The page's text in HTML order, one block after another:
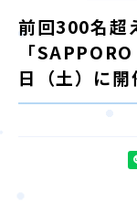
IR
RECRUIT
NEWS
前回300名超
「
日（土）に開